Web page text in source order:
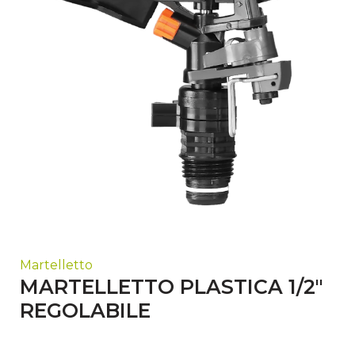
Martelletto
MARTELLETTO PLASTICA 1/2"
REGOLABILE